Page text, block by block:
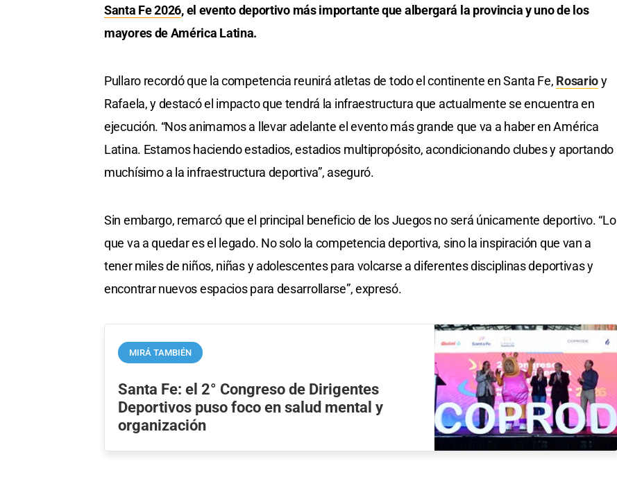
Santa Fe 2026, el evento deportivo más importante que albergará la provincia y uno de los
mayores de América Latina.
Pullaro recordó que la competencia reunirá atletas de todo el continente en Santa Fe, Rosarioy
Rafaela, y destacó el impacto que tendrá la infraestructura que actualmente se encuentra en
ejecución. “Nos animamos a llevar adelante el evento más grande que va a haber en América
Latina. Estamos haciendo estadios, estadios multipropósito, acondicionando clubes y aportando
muchísimo a la infraestructura deportiva”, aseguró.
Sin embargo, remarcó que el principal beneficio de los Juegos no será únicamente deportivo. “Lo
que va a quedar es el legado. No solo la competencia deportiva, sino la inspiración que van a
tener miles de niños, niñas y adolescentes para volcarse a diferentes disciplinas deportivas y
encontrar nuevos espacios para desarrollarse”, expresó.
MIRÁ TAMBIÉN
Santa Fe: el 2° Congreso de Dirigentes
Deportivos puso foco en salud mental y
organización